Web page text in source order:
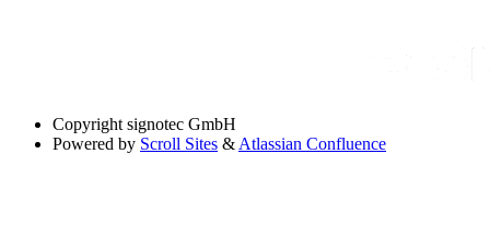
Copyright signotec GmbH
Powered by Scroll Sites & Atlassian Confluence